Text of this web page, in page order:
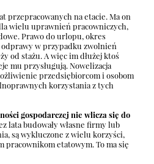
przepracowanych na etacie. Ma on
wielu uprawnień pracowniczych,
Prawo do urlopu, okres
w przypadku zwolnień
od stażu. A więc im dłużej ktoś
mu przysługują. Nowelizacja
przedsiębiorcom i osobom
korzystania z tych
gospodarczej nie wlicza się do
lata budowały własne firmy lub
są wykluczone z wielu korzyści,
pracownikom etatowym. To ma się